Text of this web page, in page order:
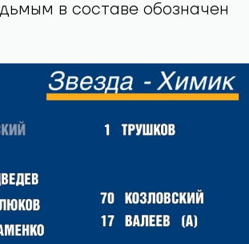
в составе обозначен